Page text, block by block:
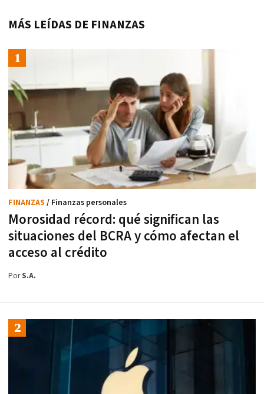
MÁS LEÍDAS DE FINANZAS
Morosidad récord: qué significan las
situaciones del BCRA y cómo afectan el
acceso al crédito
FINANZAS / Finanzas personales
PorS.A.